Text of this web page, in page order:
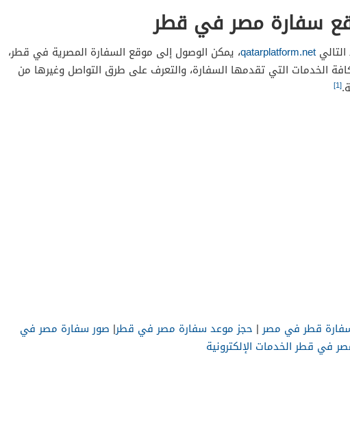
سفارة مصر في قطر
qatarplatform.net، يمكن الوصول إلى موقع السفارة المصرية في قطر،
الخدمات التي تقدمها السفارة، والتعرف على طرق التواصل وغيرها من
[1]
قطر في مصر| حجز موعد سفارة مصر في قطر| صور سفارة مصر في
في قطر الخدمات الإلكترونية